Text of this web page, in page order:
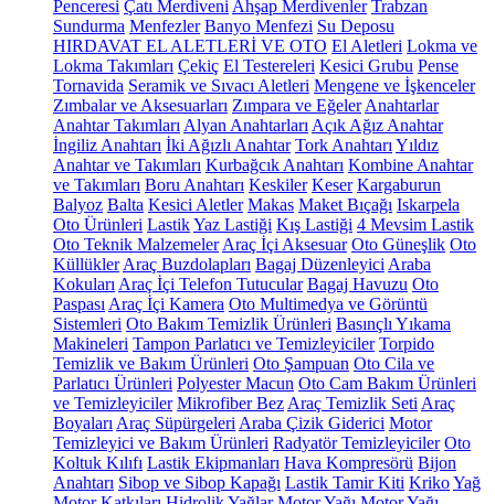
Penceresi Çatı Merdiveni Ahşap Merdivenler Trabzan
Sundurma Menfezler Banyo Menfezi Su Deposu
HIRDAVAT EL ALETLERİ VE OTO El Aletleri Lokma ve
Lokma Takımları Çekiç El Testereleri Kesici Grubu Pense
Tornavida Seramik ve Sıvacı Aletleri Mengene ve İşkenceler
Zımbalar ve Aksesuarları Zımpara ve Eğeler Anahtarlar
Anahtar Takımları Alyan Anahtarları Açık Ağız Anahtar
İngiliz Anahtarı İki Ağızlı Anahtar Tork Anahtarı Yıldız
Anahtar ve Takımları Kurbağcık Anahtarı Kombine Anahtar
ve Takımları Boru Anahtarı Keskiler Keser Kargaburun
Balyoz Balta Kesici Aletler Makas Maket Bıçağı Iskarpela
Oto Ürünleri LastikYaz Lastiği Kış Lastiği 4 Mevsim Lastik
Oto Teknik Malzemeler Araç İçi Aksesuar Oto Güneşlik Oto
Küllükler Araç Buzdolapları Bagaj Düzenleyici Araba
Kokuları Araç İçi Telefon Tutucular Bagaj Havuzu Oto
Paspası Araç İçi Kamera Oto Multimedya ve Görüntü
Sistemleri Oto Bakım Temizlik Ürünleri Basınçlı Yıkama
Makineleri Tampon Parlatıcı ve Temizleyiciler Torpido
Temizlik ve Bakım Ürünleri Oto Şampuan Oto Cila ve
Parlatıcı Ürünleri Polyester Macun Oto Cam Bakım Ürünleri
ve Temizleyiciler Mikrofiber Bez Araç Temizlik Seti Araç
Boyaları Araç Süpürgeleri Araba Çizik Giderici Motor
Temizleyici ve Bakım Ürünleri Radyatör Temizleyiciler Oto
Koltuk Kılıfı Lastik Ekipmanları Hava Kompresörü Bijon
Anahtarı Sibop ve Sibop Kapağı Lastik Tamir Kiti KrikoYağ